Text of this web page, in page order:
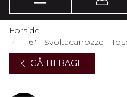
Forside
"16" - Svoltacarrozze -
GÅ TILBAGE